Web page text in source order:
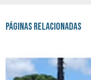
Páginas Relacionadas